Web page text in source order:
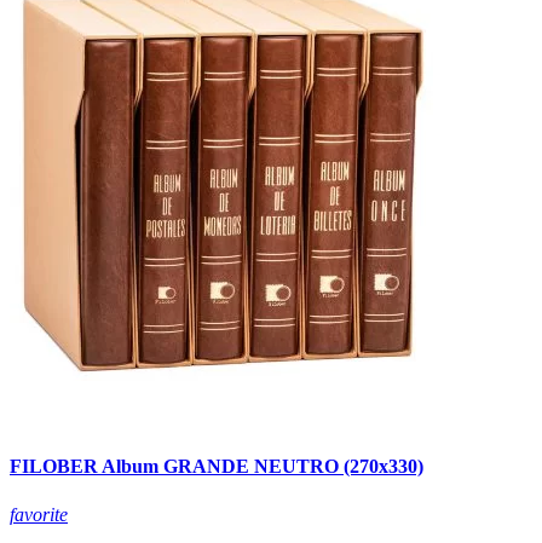
FILOBER Album GRANDE NEUTRO (270x330)
favorite